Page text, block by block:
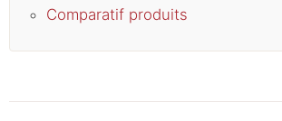
Comparatif produits